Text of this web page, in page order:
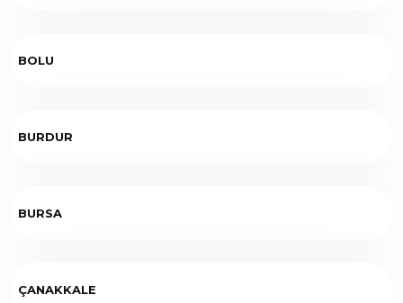
BOLU
BURDUR
BURSA
ÇANAKKALE